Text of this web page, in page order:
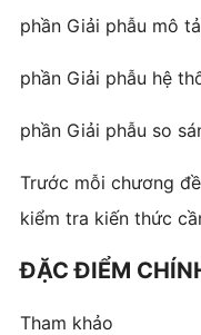
phần Giải phẫu mô
phần Giải phẫu hệ
phần Giải phẫu so
Trước mỗi chương
kiểm tra kiến thức
ĐẶC ĐIỂM
Tham khảo